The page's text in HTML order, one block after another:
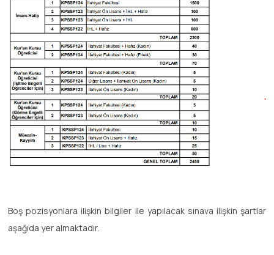
Boş pozisyonlara ilişkin bilgiler ile yapılacak sınava ilişkin şartlar
aşağıda yer almaktadır.